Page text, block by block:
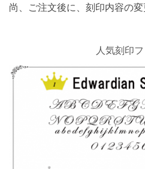
尚、ご注文後に、刻印内容の
人気刻印フ